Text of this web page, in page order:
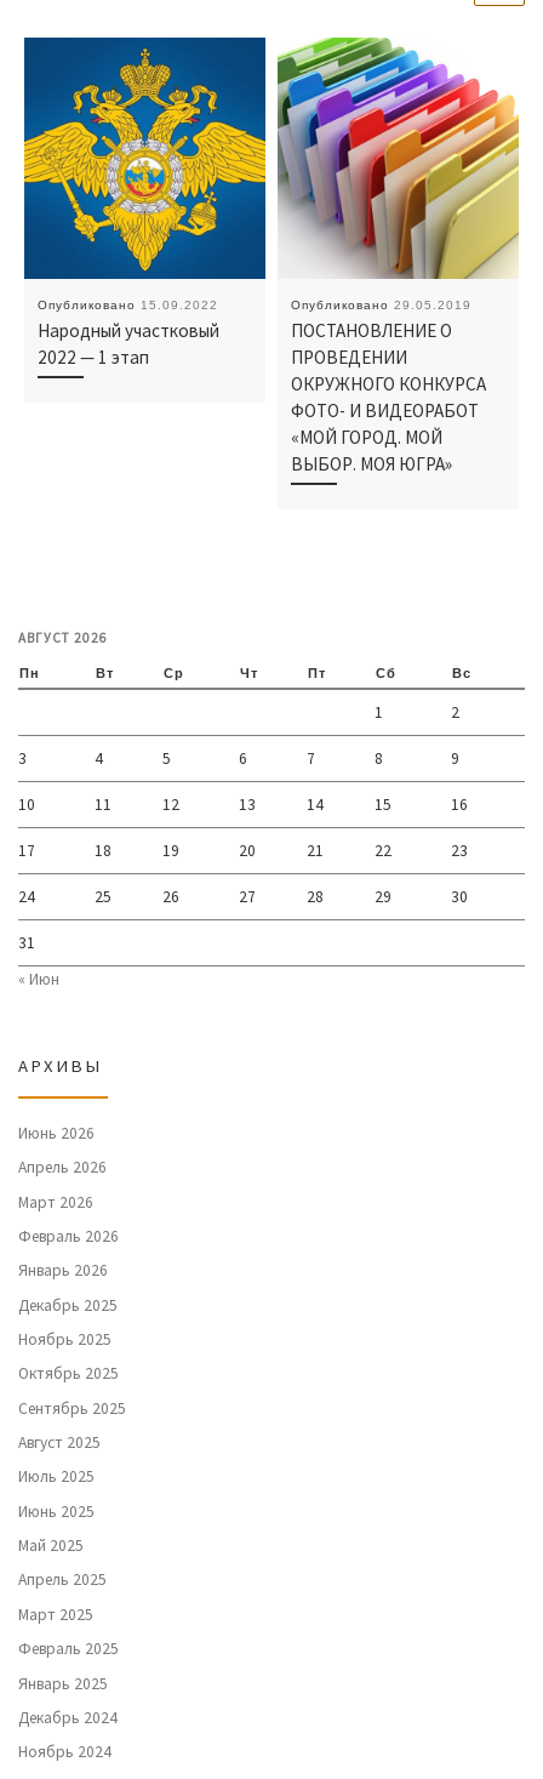
Опубликовано 15.09.2022
Народный участковый
2022 — 1 этап
Опубликовано 29.05.2019
ПОСТАНОВЛЕНИЕ О
ПРОВЕДЕНИИ
ОКРУЖНОГО КОНКУРСА
ФОТО- И ВИДЕОРАБОТ
«МОЙ ГОРОД. МОЙ
ВЫБОР. МОЯ ЮГРА»
АВГУСТ 2026
Пн Вт Ср Чт Пт Сб Вс
1 2
3 4 5 6 7 8 9
10 11 12 13 14 15 16
17 18 19 20 21 22 23
24 25 26 27 28 29 30
31
« Июн
АРХИВЫ
Июнь 2026
Апрель 2026
Март 2026
Февраль 2026
Январь 2026
Декабрь 2025
Ноябрь 2025
Октябрь 2025
Сентябрь 2025
Август 2025
Июль 2025
Июнь 2025
Май 2025
Апрель 2025
Март 2025
Февраль 2025
Январь 2025
Декабрь 2024
Ноябрь 2024